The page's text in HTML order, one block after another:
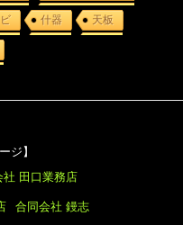
什器 天板
ジ】
社 田口業務店
合同会社 鏝志